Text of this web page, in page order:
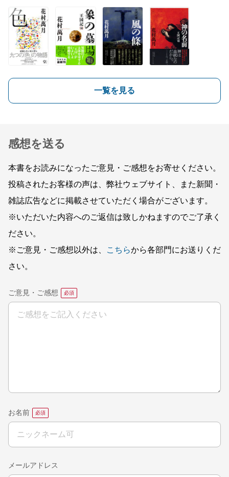
一覧を見る
感想を送る
本書をお読みになったご意見・ご感想をお寄せください。
投稿されたお客様の声は、弊社ウェブサイト、また新聞・
雑誌広告などに掲載させていただく場合がございます。
※いただいた内容へのご返信は致しかねますのでご了承く
ださい。
※ご意見・ご感想以外は、
こちらから各部門にお送りくだ
さい。
ご意見・ご感想
お名前
メールアドレス